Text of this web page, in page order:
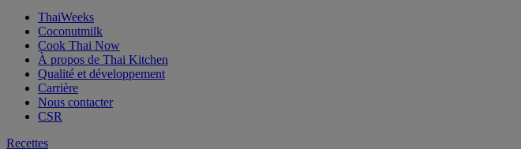
ThaiWeeks
Coconutmilk
Cook Thai Now
À propos de Thai Kitchen
Qualité et développement
Carrière
Nous contacter
CSR
Recettes